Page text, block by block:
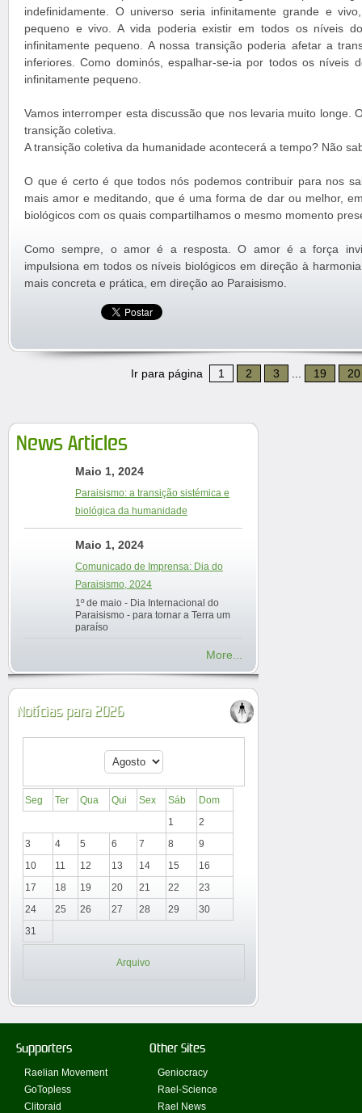
indefinidamente. O universo seria infinitamente grande e
pequeno e vivo. A vida poderia existir em todos os níveis
infinitamente pequeno. A nossa transição poderia afetar a
inferiores. Como dominós, espalhar-se-ia por todos os níveis
infinitamente pequeno.
Vamos interromper esta discussão que nos levaria muito longe.
transição coletiva.
A transição coletiva da humanidade acontecerá a tempo? Não
O que é certo é que todos nós podemos contribuir para nos
mais amor e meditando, que é uma forma de dar ou melhor,
biológicos com os quais compartilhamos o mesmo momento
Como sempre, o amor é a resposta. O amor é a força
impulsiona em todos os níveis biológicos em direção à
mais concreta e prática, em direção ao Paraisismo.
Ir para página 1 2 3 19 20
News Articles
Maio 1, 2024
Paraisismo: a transição sistémica e
biológica da humanidade
Maio 1, 2024
Comunicado de Imprensa: Dia do
Paraisismo, 2024
1º de maio - Dia Internacional do
Paraisismo - para tornar a Terra um
paraíso
More...
Notícias para 2026
Seg Ter Qua Qui Sex Sáb
Dom
1
2
3
4 5 6 7 8
9
10
11 12 13 14 15
16
17
18 19 20 21 22
23
24
25 26 27 28 29
30
31
Arquivo
Supporters
Raelian Movement
GoTopless
Clitoraid
Other Sites
Geniocracy
Rael-Science
Rael News